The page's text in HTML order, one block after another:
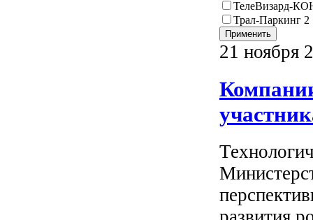
ТелеВизард-
Трал-Паркинг 2
21 ноября